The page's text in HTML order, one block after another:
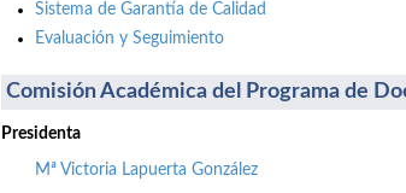
Sistema de Garantía de Calidad
Evaluación y Seguimiento
Comisión Académica del Programa de
Presidenta
Mª Victoria Lapuerta González